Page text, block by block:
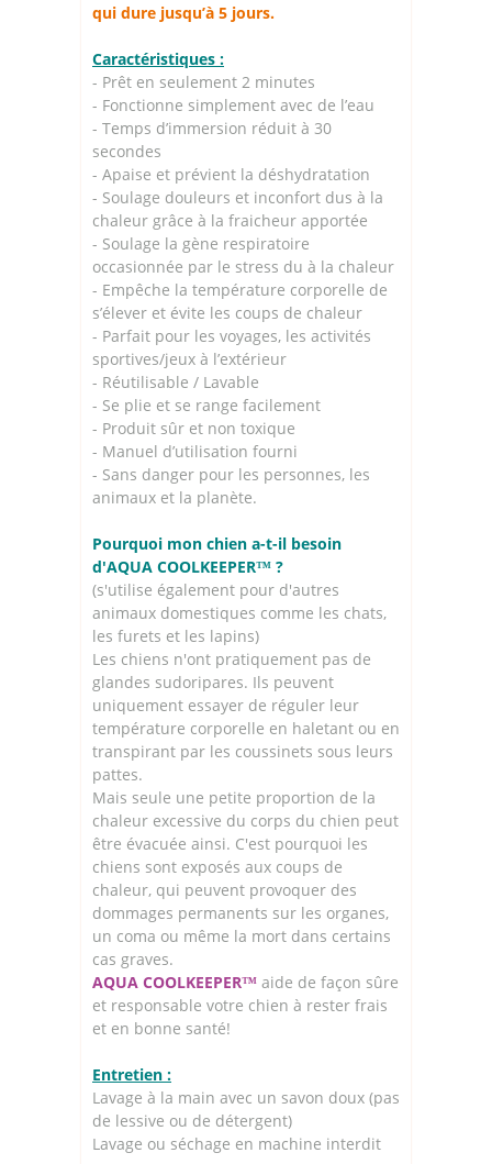
qui dure jusqu’à 5 jours.
Caractéristiques :
- Prêt en seulement 2 minutes
- Fonctionne simplement avec de l’eau
- Temps d’immersion réduit à 30
secondes
- Apaise et prévient la déshydratation
- Soulage douleurs et inconfort dus à la
chaleur grâce à la fraicheur apportée
- Soulage la gène respiratoire
occasionnée par le stress du à la chaleur
- Empêche la température corporelle de
s’élever et évite les coups de chaleur
- Parfait pour les voyages, les activités
sportives/jeux à l’extérieur
- Réutilisable / Lavable
- Se plie et se range facilement
- Produit sûr et non toxique
- Manuel d’utilisation fourni
- Sans danger pour les personnes, les
animaux et la planète.
Pourquoi mon chien a-t-il besoin
d'AQUA COOLKEEPER™ ?
(s'utilise également pour d'autres
animaux domestiques comme les chats,
les furets et les lapins)
Les chiens n'ont pratiquement pas de
glandes sudoripares. Ils peuvent
uniquement essayer de réguler leur
température corporelle en haletant ou en
transpirant par les coussinets sous leurs
pattes.
Mais seule une petite proportion de la
chaleur excessive du corps du chien peut
être évacuée ainsi. C'est pourquoi les
chiens sont exposés aux coups de
chaleur, qui peuvent provoquer des
dommages permanents sur les organes,
un coma ou même la mort dans certains
cas graves.
AQUA COOLKEEPER™ aide de façon sûre
et responsable votre chien à rester frais
et en bonne santé!
Entretien :
Lavage à la main avec un savon doux (pas
de lessive ou de détergent)
Lavage ou séchage en machine interdit